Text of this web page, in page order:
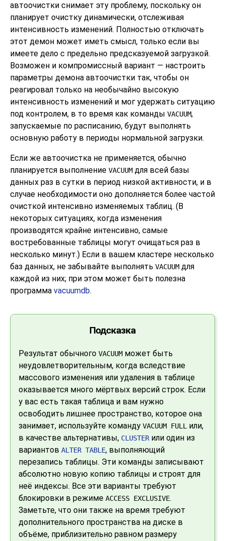
автоочистки снимает эту проблему, поскольку он
планирует очистку динамически, отслеживая
интенсивность изменений. Полностью отключать
этот демон может иметь смысл, только если вы
имеете дело с предельно предсказуемой загрузкой.
Возможен и компромиссный вариант — настроить
параметры демона автоочистки так, чтобы он
реагировал только на необычайно высокую
интенсивность изменений и мог удержать ситуацию
под контролем, в то время как команды VACUUM,
запускаемые по расписанию, будут выполнять
основную работу в периоды нормальной загрузки.
Если же автоочистка не применяется, обычно
планируется выполнение VACUUM для всей базы
данных раз в сутки в период низкой активности, и в
случае необходимости оно дополняется более частой
очисткой интенсивно изменяемых таблиц. (В
некоторых ситуациях, когда изменения
производятся крайне интенсивно, самые
востребованные таблицы могут очищаться раз в
несколько минут.) Если в вашем кластере несколько
баз данных, не забывайте выполнять VACUUM для
каждой из них; при этом может быть полезна
программа vacuumdb.
Подсказка
Результат обычного VACUUM может быть
неудовлетворительным, когда вследствие
массового изменения или удаления в таблице
оказывается много мёртвых версий строк. Если
у вас есть такая таблица и вам нужно
освободить лишнее пространство, которое она
занимает, используйте команду VACUUM FULL или,
в качестве альтернативы, CLUSTERили один из
вариантов ALTER TABLE, выполняющий
перезапись таблицы. Эти команды записывают
абсолютно новую копию таблицы и строят для
неё индексы. Все эти варианты требуют
блокировки в режиме ACCESS EXCLUSIVE.
Заметьте, что они также на время требуют
дополнительного пространства на диске в
объёме, приблизительно равном размеру